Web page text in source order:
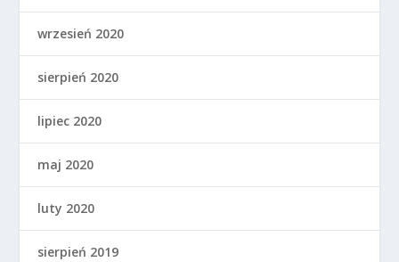
wrzesień 2020
sierpień 2020
lipiec 2020
maj 2020
luty 2020
sierpień 2019